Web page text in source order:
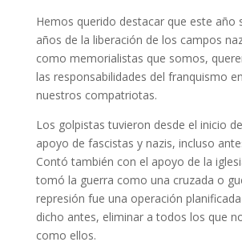
Hemos querido destacar que este año
años de la liberación de los campos
como memorialistas que somos,
las responsabilidades del franquismo
nuestros compatriotas.
Los golpistas tuvieron desde el inicio
apoyo de fascistas y nazis, incluso
Contó también con el apoyo de la
tomó la guerra como una cruzada o
represión fue una operación
dicho antes, eliminar a todos los que
como ellos.